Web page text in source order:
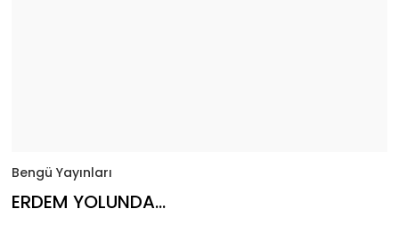
Bengü Yayınları
ERDEM YOLUNDA...